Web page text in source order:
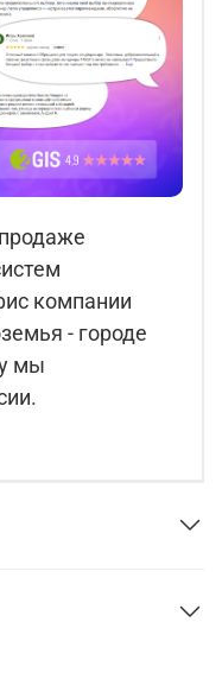
компании
- городе
мы